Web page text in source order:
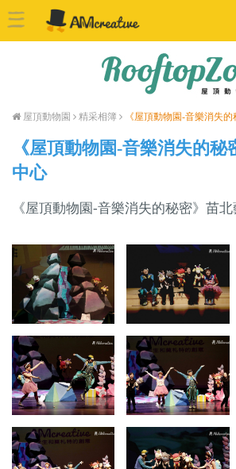
屋頂動物園 精采相簿 《屋頂動物園-音樂消失
《屋頂動物園-音樂消失的
中心
《屋頂動物園-音樂消失的秘密》苗